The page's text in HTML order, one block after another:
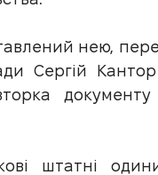
нею,
Сергій
штатні